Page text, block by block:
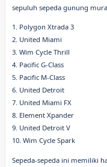
sepuluh sepeda gunung
1. Polygon Xtrada 3
2. United Miami
3. Wim Cycle Thrill
4. Pacific G-Class
5. Pacific M-Class
6. United Detroit
7. United Miami FX
8. Element Xpander
9. United Detroit V
10. Wim Cycle Spark
Sepeda-sepeda ini memiliki